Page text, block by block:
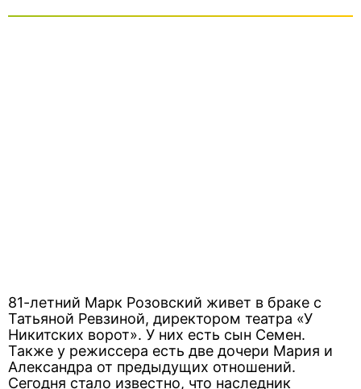
81-летний Марк Розовский живет в браке с
Татьяной Ревзиной, директором театра «У
Никитских ворот». У них есть сын Семен.
Также у режиссера есть две дочери Мария и
Александра от предыдущих отношений.
Сегодня стало известно, что наследник